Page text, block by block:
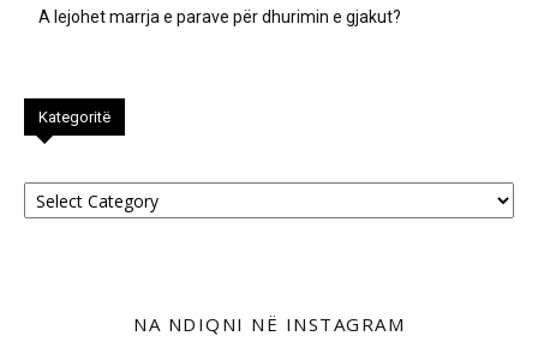
A lejohet marrja e parave për dhurimin e gjakut?
Kategoritë
Kategoritë
NA NDIQNI NË INSTAGRAM